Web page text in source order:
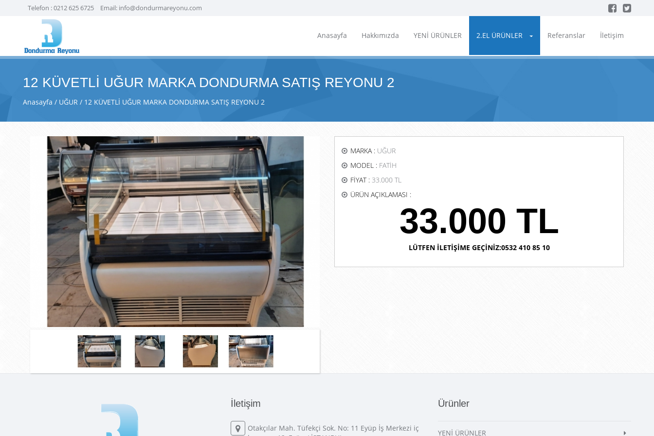
Telefon :0212 625 6725 Email: info@dondurmareyonu.com
Anasayfa Hakkımızda YENİ ÜRÜNLER 2.EL ÜRÜNLER Referanslar İletişim
12 KÜVETLİ UĞUR MARKA DONDURMA SATIŞ REYONU 2
Anasayfa UĞUR 12 KÜVETLİ UĞUR MARKA DONDURMA SATIŞ REYONU 2
MARKA : UĞUR
MODEL : FATİH
FİYAT : 33.000 TL
ÜRÜN AÇIKLAMASI :
33.000 TL
LÜTFEN İLETİŞİME GEÇİNİZ:0532 410 85 10
İletişim
Otakçılar Mah. Tüfekçi Sok. No: 11 Eyüp İş Merkezi iç
Ürünler
YENİ ÜRÜNLER